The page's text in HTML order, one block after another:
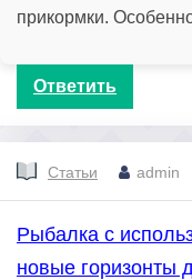
прикормки.
Ответить
Статьи admin
Рыбалка с
новые горизонты